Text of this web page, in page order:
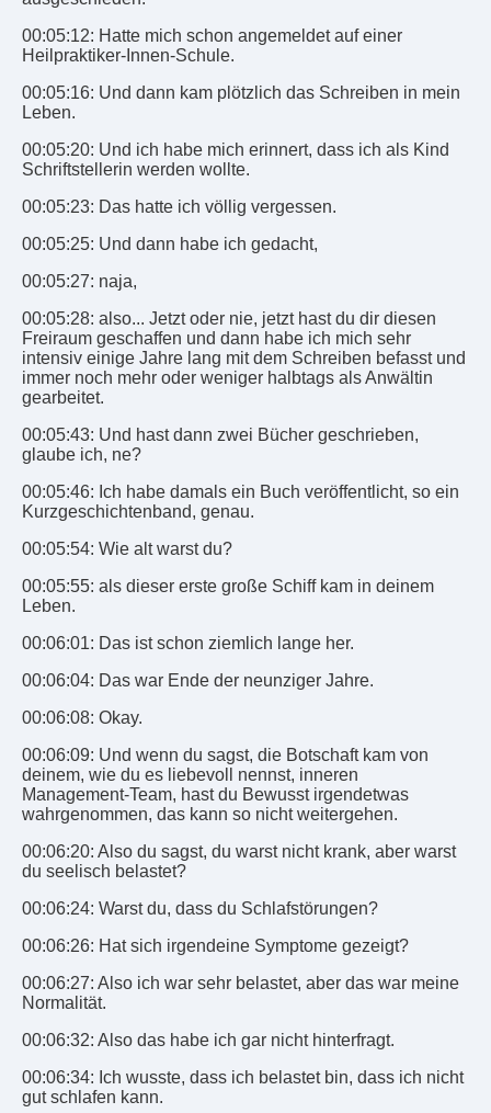
00:05:12: Hatte mich schon angemeldet auf einer
Heilpraktiker-Innen-Schule.
00:05:16: Und dann kam plötzlich das Schreiben in mein
Leben.
00:05:20: Und ich habe mich erinnert, dass ich als Kind
Schriftstellerin werden wollte.
00:05:23: Das hatte ich völlig vergessen.
00:05:25: Und dann habe ich gedacht,
00:05:27: naja,
00:05:28: also... Jetzt oder nie, jetzt hast du dir diesen
Freiraum geschaffen und dann habe ich mich sehr
intensiv einige Jahre lang mit dem Schreiben befasst und
immer noch mehr oder weniger halbtags als Anwältin
gearbeitet.
00:05:43: Und hast dann zwei Bücher geschrieben,
glaube ich, ne?
00:05:46: Ich habe damals ein Buch veröffentlicht, so ein
Kurzgeschichtenband, genau.
00:05:54: Wie alt warst du?
00:05:55: als dieser erste große Schiff kam in deinem
Leben.
00:06:01: Das ist schon ziemlich lange her.
00:06:04: Das war Ende der neunziger Jahre.
00:06:08: Okay.
00:06:09: Und wenn du sagst, die Botschaft kam von
deinem, wie du es liebevoll nennst, inneren
Management-Team, hast du Bewusst irgendetwas
wahrgenommen, das kann so nicht weitergehen.
00:06:20: Also du sagst, du warst nicht krank, aber warst
du seelisch belastet?
00:06:24: Warst du, dass du Schlafstörungen?
00:06:26: Hat sich irgendeine Symptome gezeigt?
00:06:27: Also ich war sehr belastet, aber das war meine
Normalität.
00:06:32: Also das habe ich gar nicht hinterfragt.
00:06:34: Ich wusste, dass ich belastet bin, dass ich nicht
gut schlafen kann.